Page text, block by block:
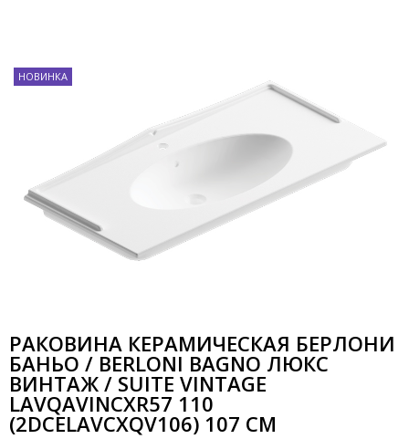
РАКОВИНА КЕРАМИЧЕСКАЯ БЕРЛОНИ
БАНЬО / BERLONI BAGNO ЛЮКС
ВИНТАЖ / SUITE VINTAGE
LAVQAVINCXR57 110
(2DCELAVCXQV106) 107 СМ
НОВИНКА